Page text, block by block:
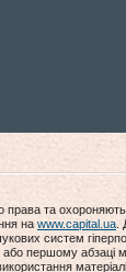
права та
на www.capital.ua
систем
першому абзаці